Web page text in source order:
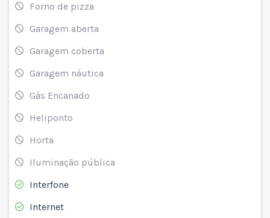
Forno de pizza
Garagem aberta
Garagem coberta
Garagem náutica
Gás Encanado
Heliponto
Horta
Iluminação pública
Interfone
Internet